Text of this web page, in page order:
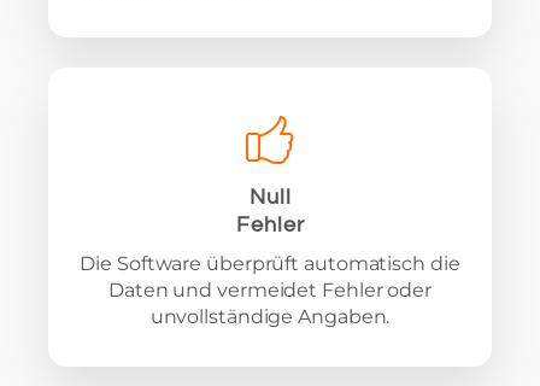
Null
Fehler
Die Software überprüft automatisch die
Daten und vermeidet Fehler oder
unvollständige Angaben.